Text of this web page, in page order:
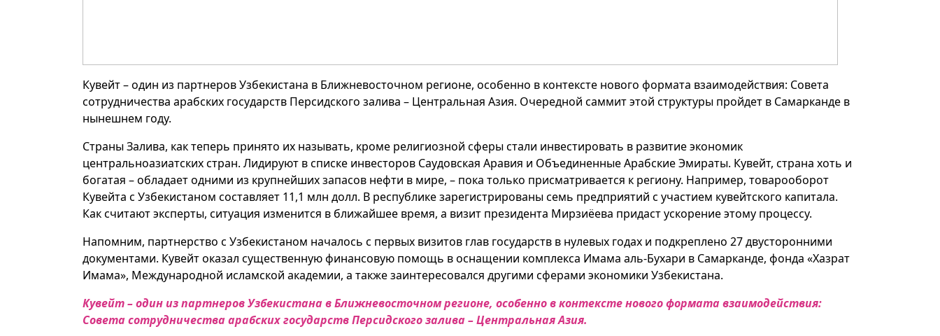
Кувейт – один из партнеров Узбекистана в Ближневосточном регионе, особенно в контексте нового формата взаимодействия: Совета
сотрудничества арабских государств Персидского залива – Центральная Азия. Очередной саммит этой структуры пройдет в Самарканде в
нынешнем году.
Страны Залива, как теперь принято их называть, кроме религиозной сферы стали инвестировать в развитие экономик
центральноазиатских стран. Лидируют в списке инвесторов Саудовская Аравия и Объединенные Арабские Эмираты. Кувейт, страна хоть и
богатая – обладает одними из крупнейших запасов нефти в мире, – пока только присматривается к региону. Например, товарооборот
Кувейта с Узбекистаном составляет 11,1 млн долл. В республике зарегистрированы семь предприятий с участием кувейтского капитала.
Как считают эксперты, ситуация изменится в ближайшее время, а визит президента Мирзиёева придаст ускорение этому процессу.
Напомним, партнерство с Узбекистаном началось с первых визитов глав государств в нулевых годах и подкреплено 27 двусторонними
документами. Кувейт оказал существенную финансовую помощь в оснащении комплекса Имама аль-Бухари в Самарканде, фонда «Хазрат
Имама», Международной исламской академии, а также заинтересовался другими сферами экономики Узбекистана.
Кувейт – один из партнеров Узбекистана в Ближневосточном регионе, особенно в контексте нового формата взаимодействия:
Совета сотрудничества арабских государств Персидского залива – Центральная Азия.